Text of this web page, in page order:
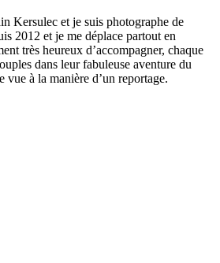
Kersulec et je suis photographe de
2012 et je me déplace partout en
très heureux d’accompagner, chaque
dans leur fabuleuse aventure du
vue à la manière d’un reportage.